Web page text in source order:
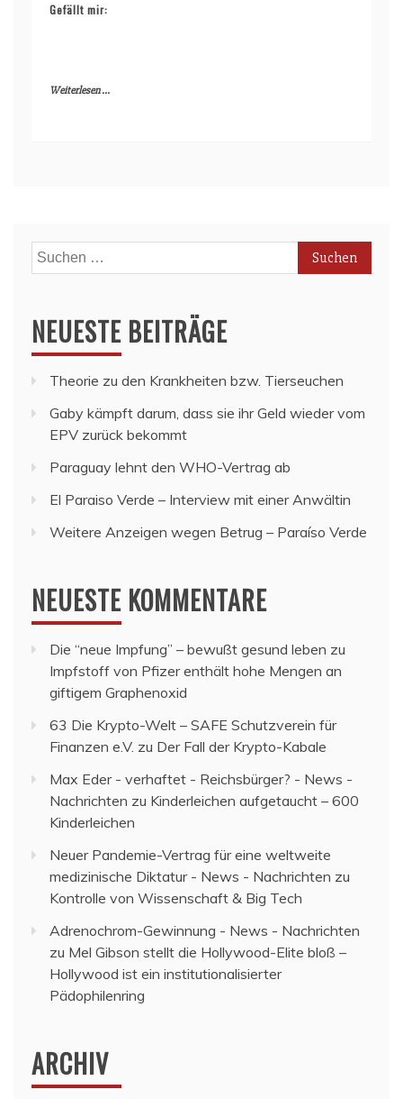
Gefällt mir:
Weiterlesen ...
Suchen
nach:
NEUESTE BEITRÄGE
Theorie zu den Krankheiten bzw. Tierseuchen
Gaby kämpft darum, dass sie ihr Geld wieder vom
EPV zurück bekommt
Paraguay lehnt den WHO-Vertrag ab
El Paraiso Verde – Interview mit einer Anwältin
Weitere Anzeigen wegen Betrug – Paraíso Verde
NEUESTE KOMMENTARE
Die “neue Impfung” – bewußt gesund leben zu
Impfstoff von Pfizer enthält hohe Mengen an
giftigem Graphenoxid
63 Die Krypto-Welt – SAFE Schutzverein für
Finanzen e.V. zu Der Fall der Krypto-Kabale
Max Eder - verhaftet - Reichsbürger? - News -
Nachrichten zu Kinderleichen aufgetaucht – 600
Kinderleichen
Neuer Pandemie-Vertrag für eine weltweite
medizinische Diktatur - News - Nachrichten zu
Kontrolle von Wissenschaft & Big Tech
Adrenochrom-Gewinnung - News - Nachrichten
zu Mel Gibson stellt die Hollywood-Elite bloß –
Hollywood ist ein institutionalisierter
Pädophilenring
ARCHIV